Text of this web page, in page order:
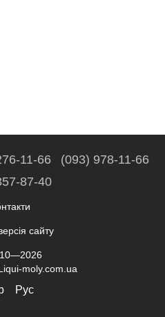
11-66
(093) 978-11-66
87-40
сайту
moly.com.ua
Рус